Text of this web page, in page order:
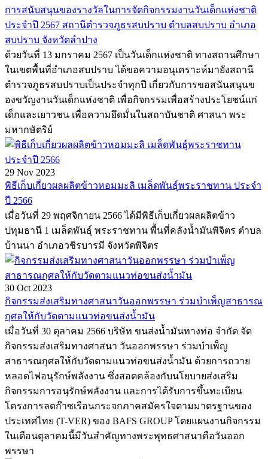
การสนับสนุนของรางวัลในการจัดกิจกรรมงานวันเด็กแห่งชาติ
ประจำปี 2567 สถานีตำรวจภูธรสบปราบ ตำบลสบปราบ อำเภอ
สบปราบ จังหวัดลำปาง
ด้วยวันที่ 13 มกราคม 2567 เป็นวันเด็กแห่งชาติ ทางสถานศึกษา
ในเขตพื้นที่อำเภอสบปราบ ได้ขอความอนุเคราะห์มายังสถานี
ตำรวจภูธรสบปราบเป็นประจำทุกปี เกี่ยวกับการขอสนันสนุนข
องขวัญงานวันเด็กแห่งชาติ เพื่อกิจกรรมเพื่อสร้างประโยชน์แก่
เด็กและเยาวชน เพื่อความยึดมั่นในสถาบันชาติ ศาสนา พระ
มหากษัตริย์
29 Nov 2023
พิธีเก็บเกี่ยวผลผลิตข้าวหอมมะลิ เมล็ดพันธุ์พระราชทาน ประจำ
ปี 2566
เมื่อวันที่ 29 พฤศจิกายน 2566 ได้มีพิธีเก็บเกี่ยวผลผลิตข้าว
ปทุมธานี 1 เมล็ดพันธุ์ พระราชทาน พื้นที่คลังน้ำมันพิจิตร ตำบล
บ้านนา อำเภอวชิรบารมี จังหวัดพิจิตร
30 Oct 2023
กิจกรรมส่งเสริมทางศาสนาวันออกพรรษา ร่วมบำเพ็ญสาธารณ
กุศลให้กับวัดตามแนวท่อขนส่งน้ำมัน
เมื่อวันที่ 30 ตุลาคม 2566 บริษัท ขนส่งน้ำมันทางท่อ จำกัด จัด
กิจกรรมส่งเสริมทางศาสนา วันออกพรรษา ร่วมบำเพ็ญ
สาธารณกุศลให้กับวัดตามแนวท่อขนส่งน้ำมัน ด้วยการถวาย
หลอดไฟอนุรักษ์พลังงาน ซึ่งสอดคล้องกับนโยบายส่งเสริม
กิจกรรมการอนุรักษ์พลังงาน และการได้รับการขึ้นทะเบียน
โครงการลดก๊าซเรือนกระจกภาคสมัครใจตามมาตรฐานของ
ประเทศไทย (T-VER) ของ BAFS GROUP โดยแผนงานกิจกรรม
ในเดือนตุลาคมนี้มีวันสำคัญทางพระพุทธศาสนาคือวันออก
พรรษา